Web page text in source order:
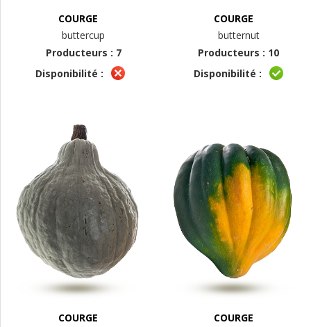
COURGE
buttercup
Producteurs : 7
Disponibilité :
COURGE
butternut
Producteurs : 10
Disponibilité :
COURGE
COURGE